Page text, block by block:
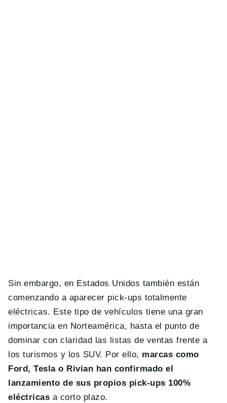
Sin embargo, en Estados Unidos también están
comenzando a aparecer pick-ups totalmente
eléctricas. Este tipo de vehículos tiene una gran
importancia en Norteamérica, hasta el punto de
dominar con claridad las listas de ventas frente a
los turismos y los SUV. Por ello, marcas como
Ford, Tesla o Rivian han confirmado el
lanzamiento de sus propios pick-ups 100%
eléctricas a corto plazo.